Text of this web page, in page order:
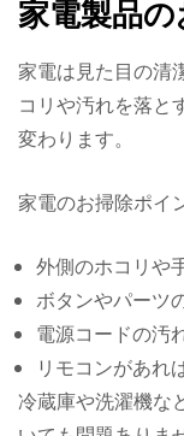
家電製品
家電は見た目の清
コリや汚れを落と
変わります。
家電のお掃除ポイ
外側のホコリや
ボタンやパーツ
電源コードの汚
リモコンがあれ
冷蔵庫や洗濯機な